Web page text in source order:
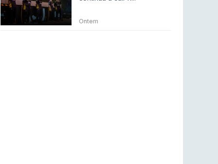
Betclic renova parceria com a RTP Arena para
a época 2026/27
Ontem